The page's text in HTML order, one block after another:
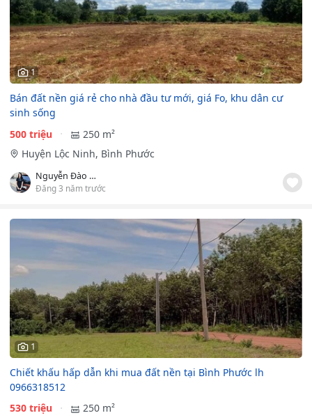
1
Bán đất nền giá rẻ cho nhà đầu tư mới, giá Fo, khu dân cư
sinh sống
500 triệu
250 m²
Huyện Lộc Ninh, Bình Phước
Nguyễn Đào Minh Hiệp
Đăng 3 năm trước
1
Chiết khấu hấp dẫn khi mua đất nền tại Bình Phước lh
0966318512
530 triệu
250 m²